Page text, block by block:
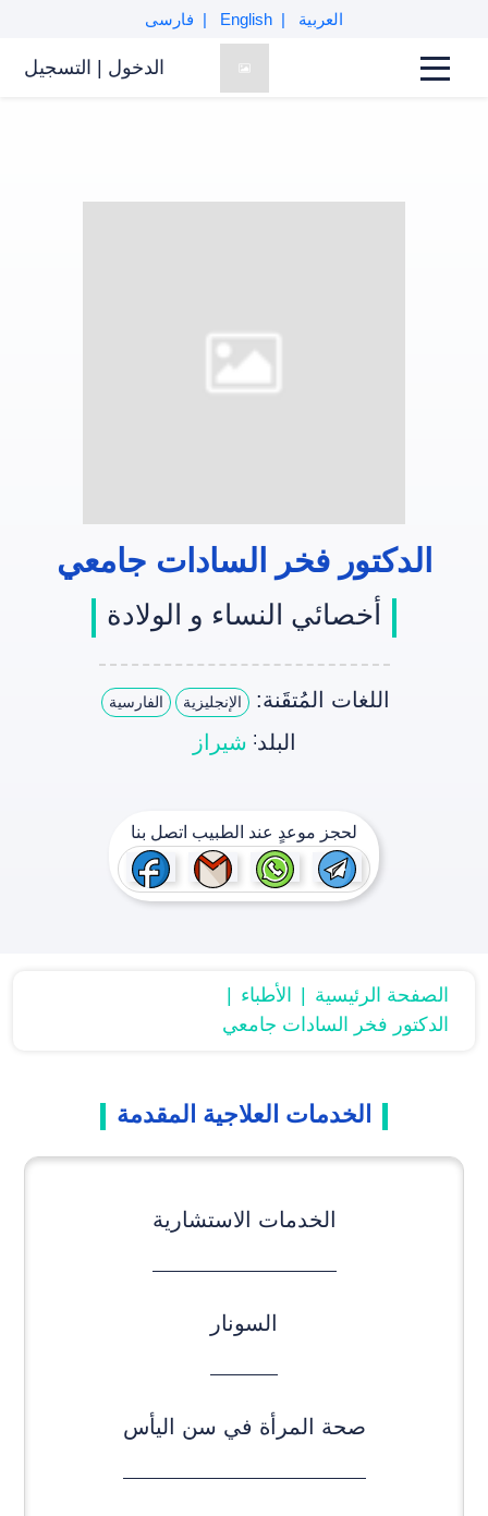
العربية English فارسی
الدخول | التسجیل
الدکتور فخر السادات جامعي
أخصائي النساء و الولادة
اللغات المُتقَنة: الإنجليزية الفارسية
البلد: شیراز
لحجز موعدٍ عند الطبيب اتصل بنا
الصفحة الرئیسیة
الأطباء
الدكتور فخر السادات جامعي
الخدمات العلاجیة المقدمة
الخدمات الاستشاریة
السونار
صحة المرأة في سن اليأس